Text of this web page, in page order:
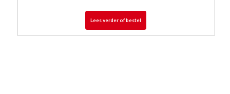
Lees verder of bestel